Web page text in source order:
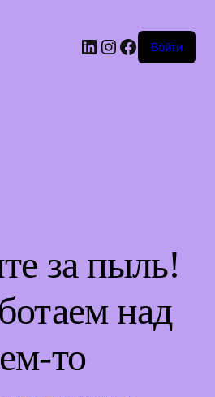
LinkedIn
Instagram
Facebook
Войти
за пыль!
над
то